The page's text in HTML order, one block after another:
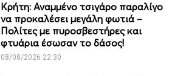
Κρήτη: Αναμμένο τσιγάρο παραλίγο
να προκαλέσει μεγάλη φωτιά –
Πολίτες με πυροσβεστήρες και
φτυάρια έσωσαν το δάσος!
08/08/2026 22:30